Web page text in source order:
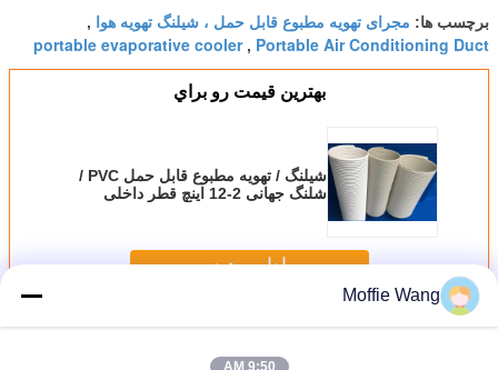
برچسب ها: مجرای تهویه مطبوع قابل حمل ، شیلنگ تهویه هوا ,
Portable Air Conditioning Duct
,
portable evaporative cooler
بهترين قيمت رو براي
شیلنگ / تهویه مطبوع قابل حمل PVC /
شلنگ جهانی 2-12 اینچ قطر داخلی
ادامه هید
بیششیلنگ هوا
Moffie Wang
9:50 AM